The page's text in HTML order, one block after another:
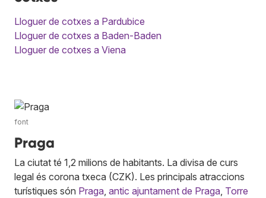
Lloguer de cotxes a Pardubice
Lloguer de cotxes a Baden-Baden
Lloguer de cotxes a Viena
font
Praga
La ciutat té 1,2 milions de habitants. La divisa de curs
legal és corona txeca (CZK). Les principals atraccions
turístiques són Praga, antic ajuntament de Praga, Torre